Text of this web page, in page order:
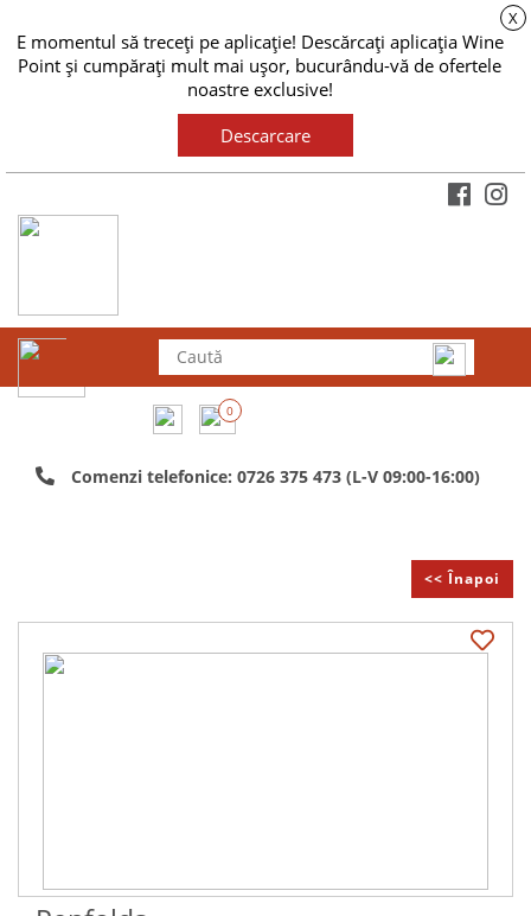
E momentul să treceți pe aplicație! Descărcați aplicația Wine
Point și cumpărați mult mai ușor, bucurându-vă de ofertele
noastre exclusive!
X
Descarcare
0
Comenzi telefonice: 0726 375 473 (L-V 09:00-16:00)
<< Înapoi